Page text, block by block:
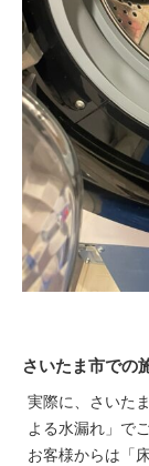
さいたま市での
実際に、さいた
よる水漏れ」で
お客様からは「